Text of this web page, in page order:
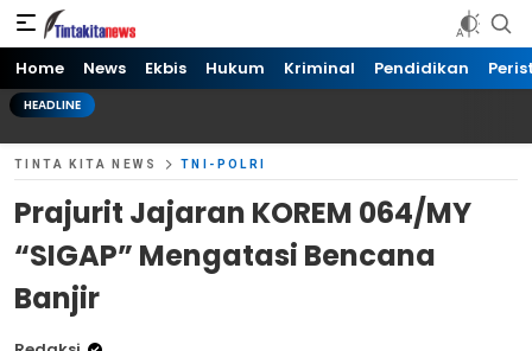
Tinta kita News
Informasi Terkini
Home News Ekbis Hukum Kriminal Pendidikan
HEADLINE
TINTA KITA NEWS TNI-POLRI
Prajurit Jajaran KOREM 064/MY
“SIGAP” Mengatasi Bencana
Banjir